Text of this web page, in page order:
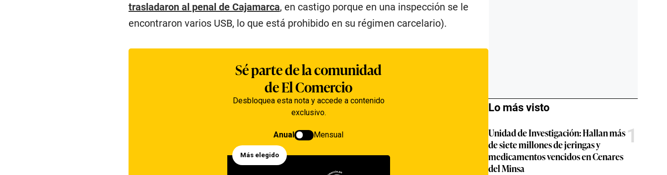
trasladaron al penal de Cajamarca, en castigo porque en una inspección se le
encontraron varios USB, lo que está prohibido en su régimen carcelario).
Lo más visto
Unidad de Investigación: Hallan más
de siete millones de jeringas y
medicamentos vencidos en Cenares
del Minsa
1